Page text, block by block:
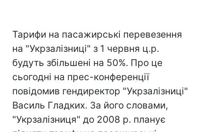
Тарифи на пасажирські перевезення
на "Укрзалізниці" з 1 червня ц.р.
будуть збільшені на 50%. Про це
сьогодні на прес-конференції
повідомив гендиректор "Укрзалізниці"
Василь Гладких. За його словами,
"Укрзалізниця" до 2008 р. планує